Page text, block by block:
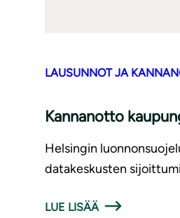
LAUSUNNOT JA
Kannanotto
Helsingin
datakeskusten
LUE LISÄÄ